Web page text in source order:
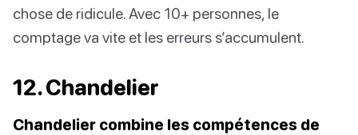
chose de ridicule. Avec 10+ personnes, le
comptage va vite et les erreurs s’accumulent.
12. Chandelier
Chandelier combine les compétences de